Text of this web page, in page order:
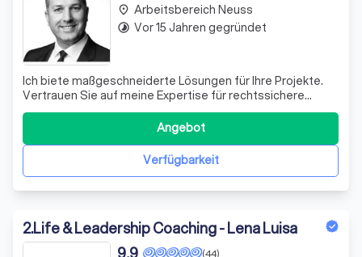
Ich biete maßgeschneiderte Lösungen für Ihre Projekte.
Vertrauen Sie auf meine Expertise für rechtssichere
Bauvorhaben und für baurechtliche Streitigkeiten.
Kontaktieren Sie mich für ein Erstgespräch!
Verfügbarkeit
Angebot
place Arbeitsbereich Neuss
timelapse Vor 15 Jahren gegründet
2.Life & Leadership Coaching - Lena Luisa
(44)
9,9